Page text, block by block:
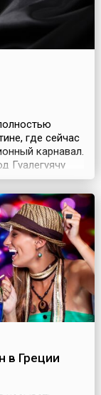
где сейчас
карнавал.
Гуалегуячу
карнавал —
в течение
— Карнавал
в Греции